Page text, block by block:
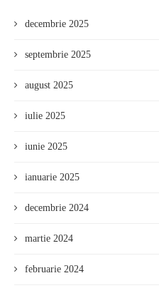
decembrie 2025
septembrie 2025
august 2025
iulie 2025
iunie 2025
ianuarie 2025
decembrie 2024
martie 2024
februarie 2024